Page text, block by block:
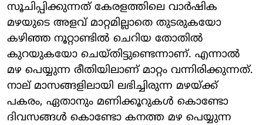
സൂചിപ്പിക്കുന്നത് കേരളത്തിലെ വാർഷിക
മഴയുടെ അളവ് മാറ്റമില്ലാതെ തുടരുകയോ
കഴിഞ്ഞ നൂറ്റാണ്ടിൽ ചെറിയ തോതിൽ
കുറയുകയോ ചെയ്തിട്ടുണ്ടെന്നാണ്. എന്നാൽ
മഴ പെയ്യുന്ന രീതിയിലാണ് മാറ്റം വന്നിരിക്കുന്നത്.
നാല് മാസങ്ങളിലായി ലഭിച്ചിരുന്ന മഴയ്ക്ക്
പകരം, ഏതാനും മണിക്കൂറുകൾ കൊണ്ടോ
ദിവസങ്ങൾ കൊണ്ടോ കനത്ത മഴ പെയ്യുന്ന